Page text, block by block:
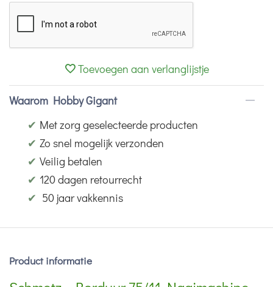
Toevoegen aan verlanglijstje
Waarom Hobby Gigant
✔ Met zorg geselecteerde producten
✔ Zo snel mogelijk verzonden
✔ Veilig betalen
✔ 120 dagen retourrecht
✔ 50 jaar vakkennis
Product informatie